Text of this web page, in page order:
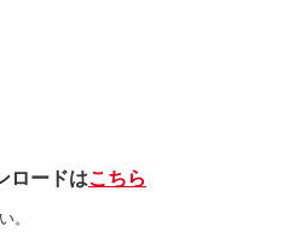
ロードはこちら
。